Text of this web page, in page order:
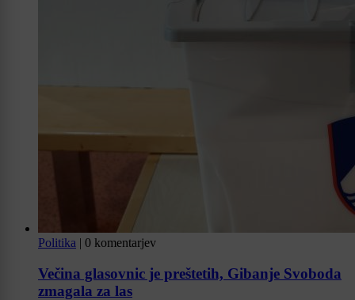
Politika | 0 komentarjev
Večina glasovnic je preštetih, Gibanje Svoboda
zmagala za las